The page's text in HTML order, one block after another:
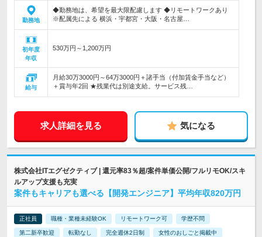
勤務地
◆勤務地は、希望を最大限配慮します ◆リモートワークあり
※配属先による 横浜・宇都宮・大阪・名古屋…
初年度
年収
530万円～1,200万円
給与
月給30万3000円～64万3000円＋諸手当（付加賃金手当など）
＋賞与年2回 ★残業代は別途支給。サービス残…
求人詳細を見る 気になる
株式会社ITエグゼクティブ | 還元率83％超/案件単価公開/フルリモOK/スキ
ルアップ支援も充実
案件もキャリアも選べる【開発エンジニア】平均年収820万円
正社員 職種・業種未経験OK リモートワーク可 学歴不問
第二新卒歓迎 転勤なし 完全週休2日制 女性のおしごと掲載中